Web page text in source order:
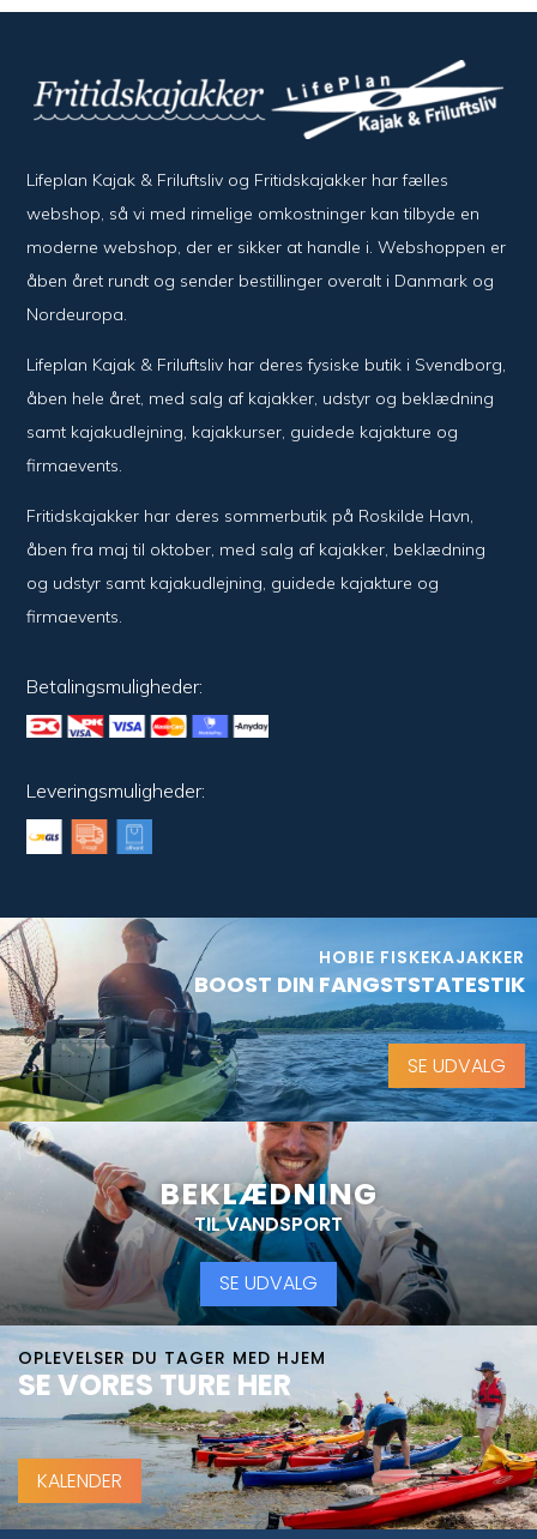
Lifeplan Kajak & Friluftsliv og Fritidskajakker har fælles
webshop, så vi med rimelige omkostninger kan tilbyde en
moderne webshop, der er sikker at handle i. Webshoppen er
åben året rundt og sender bestillinger overalt i Danmark og
Nordeuropa.
Lifeplan Kajak & Friluftsliv har deres fysiske butik i Svendborg,
åben hele året, med salg af kajakker, udstyr og beklædning
samt kajakudlejning, kajakkurser, guidede kajakture og
firmaevents.
Fritidskajakker har deres sommerbutik på Roskilde Havn,
åben fra maj til oktober, med salg af kajakker, beklædning
og udstyr samt kajakudlejning, guidede kajakture og
firmaevents.
Betalingsmuligheder:
Leveringsmuligheder:
HOBIE FISKEKAJAKKER
BOOST DIN FANGSTSTATESTIK
SE UDVALG
BEKLÆDNING
TIL VANDSPORT
SE UDVALG
OPLEVELSER DU TAGER MED HJEM
SE VORES TURE HER
KALENDER